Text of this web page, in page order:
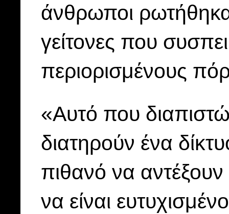
άνθρωποι
γείτονες που
περιορισμένους
«Αυτό που
διατηρούν ένα
πιθανό να αντέξουν
να είναι